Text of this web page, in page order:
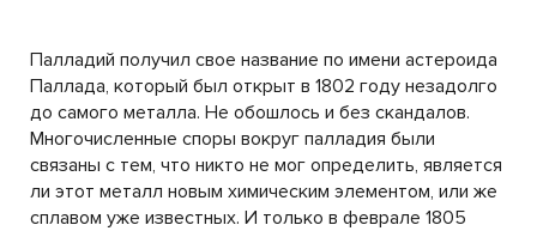
Палладий получил свое название по имени астероида
Паллада, который был открыт в 1802 году незадолго
до самого металла. Не обошлось и без скандалов.
Многочисленные споры вокруг палладия были
связаны с тем, что никто не мог определить, является
ли этот металл новым химическим элементом, или же
сплавом уже известных. И только в феврале 1805